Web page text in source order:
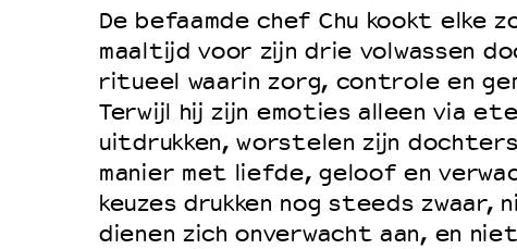
De befaamde chef Chu kookt elke
maaltijd voor zijn drie volwassen
ritueel waarin zorg, controle en
Terwijl hij zijn emoties alleen via
uitdrukken, worstelen zijn
manier met liefde, geloof en
keuzes drukken nog steeds zwaar,
dienen zich onverwacht aan, en